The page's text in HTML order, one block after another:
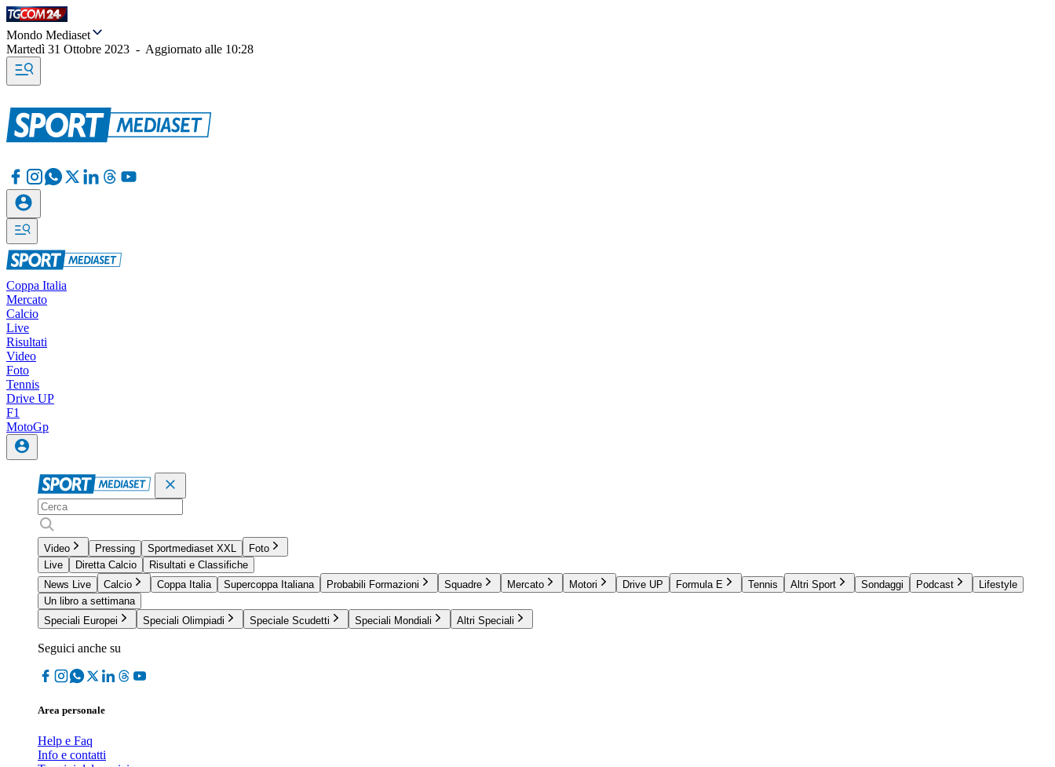
Mondo Mediaset
Martedì 31 Ottobre 2023 - Aggiornato alle 10:28
Coppa Italia
Mercato
Calcio
Live
Risultati
Video
Foto
Tennis
Drive UP
F1
MotoGp
Video Pressing Sportmediaset XXL
Foto
Live
Diretta Calcio
Risultati e Classifiche
News Live
Calcio Coppa Italia Supercoppa Italiana Probabili Formazioni Squadre Mercato Motori Drive UP Formula E Tennis Altri Sport Sondaggi Podcast
Lifestyle
Un libro a settimana
Speciali Europei
Speciali Olimpiadi Speciale Scudetti Speciali Mondiali Altri Speciali
Seguici anche su
Area personale
Help e Faq
Info e contatti